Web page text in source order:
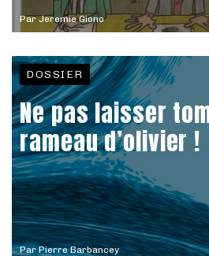
ParJeremie Giono
ParPierre Barbancey
DOSSIER
Ne pas laisser
rameau d’olivier !